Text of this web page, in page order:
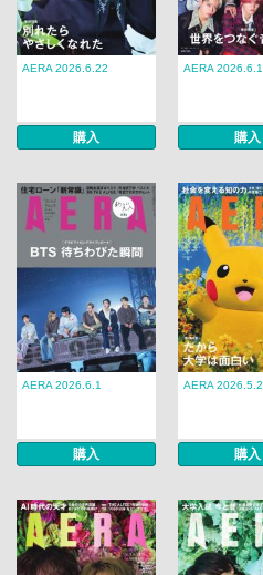
AERA 2026.6.22
購入
AERA
購入
AERA 2026.6.1
購入
AERA
購入